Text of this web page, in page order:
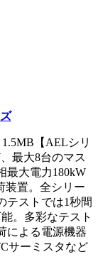
【AELシリ
最大8台のマス
最大電力180kW
装置。全シリー
テストでは1秒間
。多彩なテスト
による電源機器
サーミスタなど